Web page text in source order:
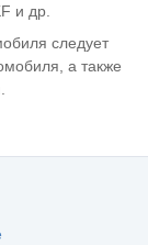
и др.
следует
а также